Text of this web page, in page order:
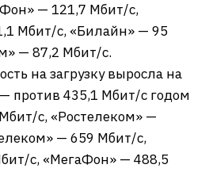
— 121,7 Мбит/с,
Мбит/с, «Билайн» — 95
— 87,2 Мбит/с.
на загрузку выросла на
против 435,1 Мбит/с годом
с, «Ростелеком» —
— 659 Мбит/с,
с, «МегаФон» — 488,5